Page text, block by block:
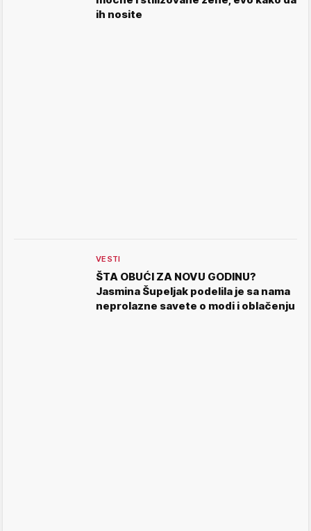
ih nosite
VESTI
ŠTA OBUĆI ZA NOVU GODINU?
Jasmina Šupeljak podelila je sa nama
neprolazne savete o modi i oblačenju